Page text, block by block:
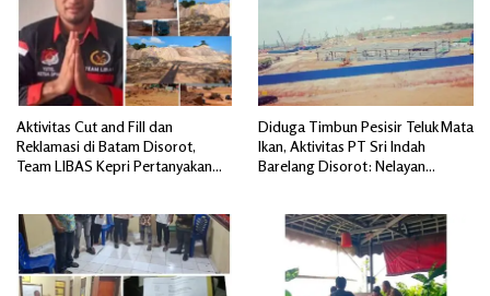
Aktivitas Cut and Fill dan
Reklamasi di Batam Disorot,
Team LIBAS Kepri Pertanyakan
Diduga Timbun Pesisir Teluk Mata
Ikan, Aktivitas PT Sri Indah
Barelang Disorot: Nelayan